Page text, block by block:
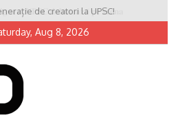
de creatori la UPSC!
Aug 8, 2026